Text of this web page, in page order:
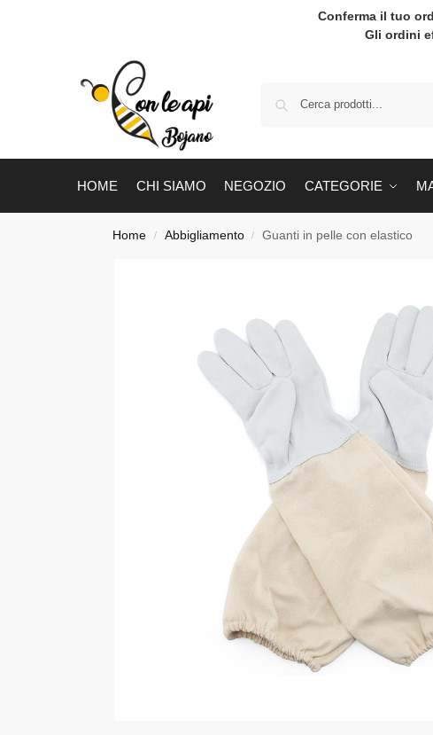
Conferma il tuo
Gli ordini
HOME CHI SIAMO NEGOZIO CATEGORIE
Home / Abbigliamento / Guanti in pelle con elastico